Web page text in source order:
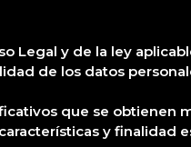
Legal y de la ley
de los datos
que se obtienen
y finalidad